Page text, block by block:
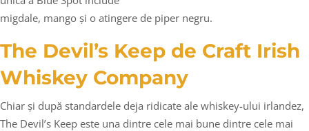
migdale, mango și o atingere de piper negru.
The Devil’s Keep de Craft Irish
Whiskey Company
Chiar și după standardele deja ridicate ale whiskey-ului irlandez,
The Devil’s Keep este una dintre cele mai bune dintre cele mai